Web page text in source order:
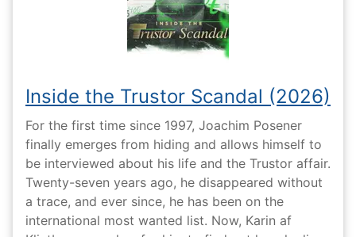
Inside the Trustor Scandal (2026)
For the first time since 1997, Joachim Posener
finally emerges from hiding and allows himself to
be interviewed about his life and the Trustor affair.
Twenty-seven years ago, he disappeared without
a trace, and ever since, he has been on the
international most wanted list. Now, Karin af